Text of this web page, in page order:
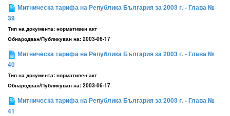
Митническа тарифа на Република България за 2003 г. - Глава №
39
Тип на документа: нормативен акт
Обнародван/Публикуван на: 2003-06-17
Митническа тарифа на Република България за 2003 г. - Глава №
40
Тип на документа: нормативен акт
Обнародван/Публикуван на: 2003-06-17
Митническа тарифа на Република България за 2003 г. - Глава №
41